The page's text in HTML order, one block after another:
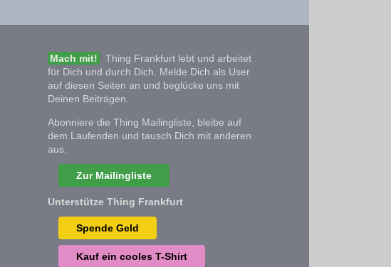
Mach mit!
Thing Frankfurt lebt und arbeitet
für Dich und durch Dich. Melde Dich als User
auf diesen Seiten an und beglücke uns mit
Deinen Beiträgen.
Abonniere die Thing Mailingliste, bleibe auf
dem Laufenden und tausch Dich mit anderen
aus.
Zur Mailingliste
Unterstütze Thing Frankfurt
Spende Geld
Kauf ein cooles T-Shirt